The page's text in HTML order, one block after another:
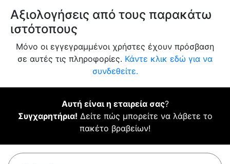
Αξιολογήσεις από τους παρακάτω
ιστότοπους
Μόνο οι εγγεγραμμένοι χρήστες έχουν πρόσβαση
σε αυτές τις πληροφορίες. Κάντε κλικ εδώ για να
συνδεθείτε.
Αυτή είναι η εταιρεία σας?
Συγχαρητήρια! Δείτε πώς μπορείτε να λάβετε το
πακέτο βραβείων!